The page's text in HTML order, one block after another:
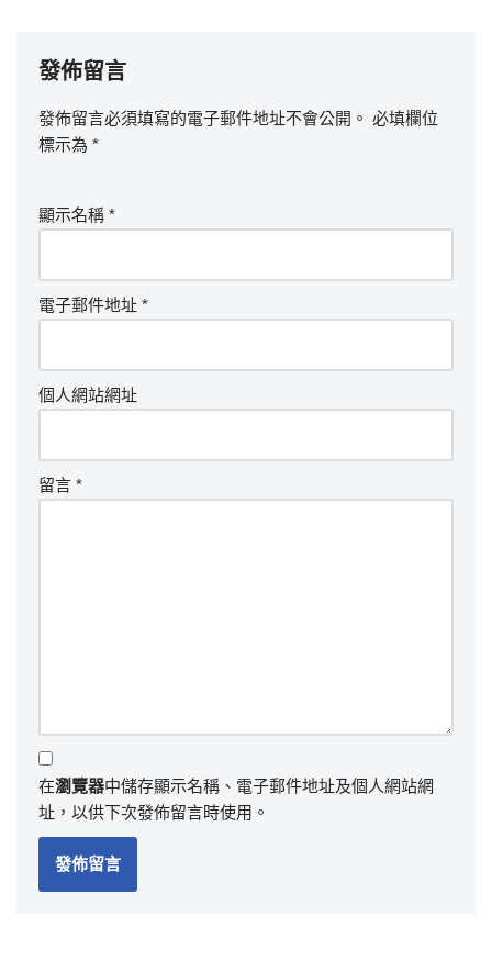
發佈留言
發佈留言必須填寫的電子郵件地址不會公開。 必填欄位
標示為 *
顯示名稱 *
電子郵件地址 *
個人網站網址
留言 *
在瀏覽器中儲存顯示名稱、電子郵件地址及個人網站網
址，以供下次發佈留言時使用。